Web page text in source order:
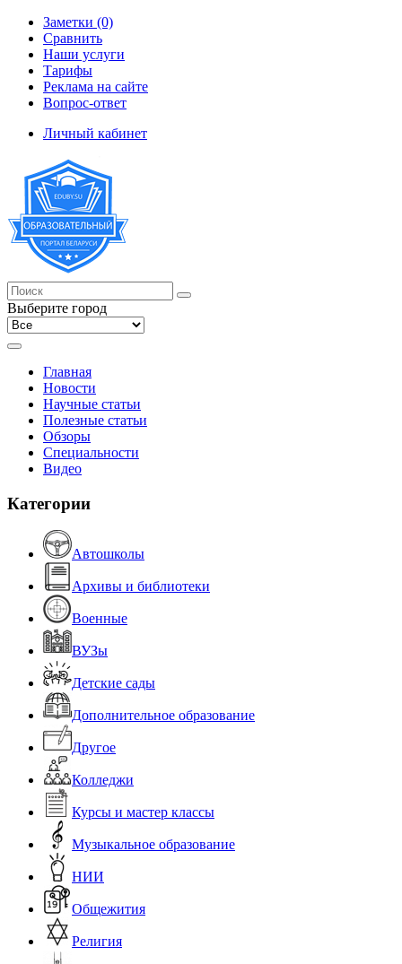
Заметки (0)
Сравнить
Наши услуги
Тарифы
Реклама на сайте
Вопрос-ответ
Личный кабинет
Выберите город
Главная
Новости
Научные статьи
Полезные статьи
Обзоры
Специальности
Видео
Категории
Автошколы
Архивы и библиотеки
Военные
ВУЗы
Детские сады
Дополнительное образование
Другое
Колледжи
Курсы и мастер классы
Музыкальное образование
НИИ
Общежития
Религия